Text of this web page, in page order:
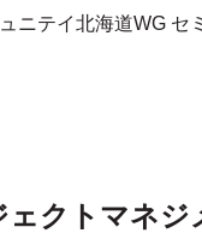
ニテイ北海道WG セ
ェクトマネジ